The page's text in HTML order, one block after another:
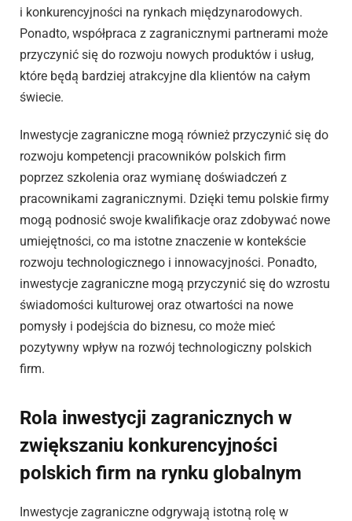
i konkurencyjności na rynkach międzynarodowych.
Ponadto, współpraca z zagranicznymi partnerami może
przyczynić się do rozwoju nowych produktów i usług,
które będą bardziej atrakcyjne dla klientów na całym
świecie.
Inwestycje zagraniczne mogą również przyczynić się do
rozwoju kompetencji pracowników polskich firm
poprzez szkolenia oraz wymianę doświadczeń z
pracownikami zagranicznymi. Dzięki temu polskie firmy
mogą podnosić swoje kwalifikacje oraz zdobywać nowe
umiejętności, co ma istotne znaczenie w kontekście
rozwoju technologicznego i innowacyjności. Ponadto,
inwestycje zagraniczne mogą przyczynić się do wzrostu
świadomości kulturowej oraz otwartości na nowe
pomysły i podejścia do biznesu, co może mieć
pozytywny wpływ na rozwój technologiczny polskich
firm.
Rola inwestycji zagranicznych w
zwiększaniu konkurencyjności
polskich firm na rynku globalnym
Inwestycje zagraniczne odgrywają istotną rolę w